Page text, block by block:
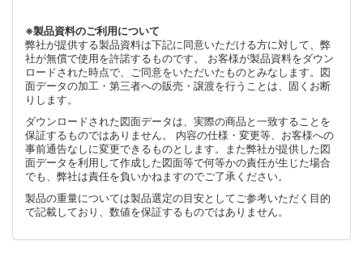
※製品資料のご利用について
弊社が提供する製品資料は下記に同意いただける方に対して、弊
社が無償で使用を許諾するものです。 お客様が製品資料をダウン
ロードされた時点で、ご同意をいただいたものとみなします。図
面データの加工・第三者への販売・譲渡を行うことは、固くお断
りします。
ダウンロードされた図面データは、実際の商品と一致することを
保証するものではありません。 内容の仕様・変更等、お客様への
事前通告なしに変更できるものとします。また弊社が提供した図
面データを利用して作成した図面等で何等かの責任が生じた場合
でも、弊社は責任を負いかねますのでご了承ください。
製品の重量については製品選定の目安としてご参考いただく目的
で記載しており、数値を保証するものではありません。